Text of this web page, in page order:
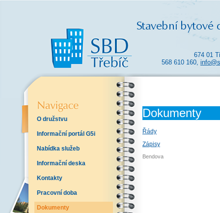
674 01
568 610 160,
O družstvu
Informační portál G5i
Nabídka služeb
Informační deska
Kontakty
Pracovní doba
Dokumenty
Dokumenty
Řády
Zápisy
Bendova